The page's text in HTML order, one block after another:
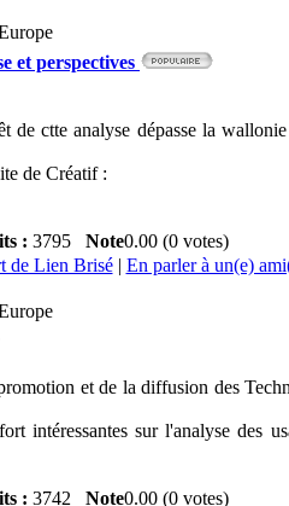
et perspectives
ctte analyse dépasse la
de Créatif :
: 3795 Note0.00 (0 votes)
de Lien Brisé| En parler à un(e)
et de la diffusion des
intéressantes sur l'analyse des
: 3742 Note0.00 (0 votes)